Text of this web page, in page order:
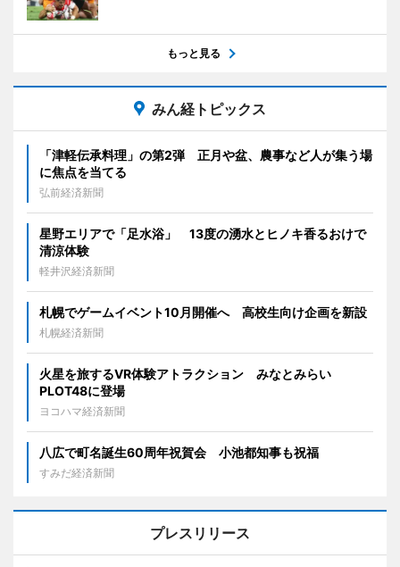
もっと見る
みん経トピックス
「津軽伝承料理」の第2弾 正月や盆、農事など人が集う場
に焦点を当てる
弘前経済新聞
星野エリアで「足水浴」 13度の湧水とヒノキ香るおけで
清涼体験
軽井沢経済新聞
札幌でゲームイベント10月開催へ 高校生向け企画を新設
札幌経済新聞
火星を旅するVR体験アトラクション みなとみらい
PLOT48に登場
ヨコハマ経済新聞
八広で町名誕生60周年祝賀会 小池都知事も祝福
すみだ経済新聞
プレスリリース